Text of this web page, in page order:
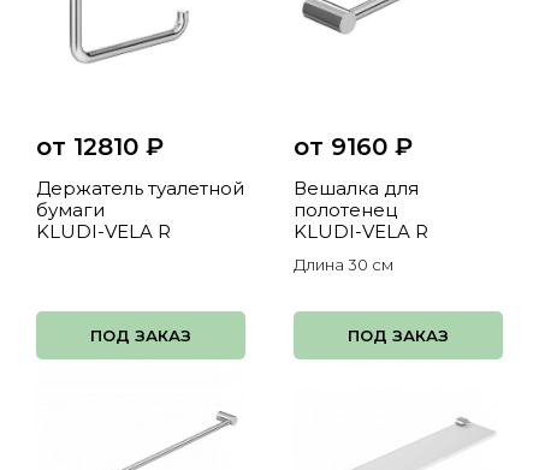
от 12810 ₽
Держатель туалетной
бумаги
KLUDI-VELA R
ПОД ЗАКАЗ
от 9160 ₽
Вешалка для
полотенец
KLUDI-VELA R
Длина 30 см
ПОД ЗАКАЗ